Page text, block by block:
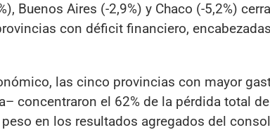
Buenos Aires (-2,9%) y Chaco (-5,2%)
con déficit financiero,
las cinco provincias con mayor
concentraron el 62% de la pérdida total
en los resultados agregados del